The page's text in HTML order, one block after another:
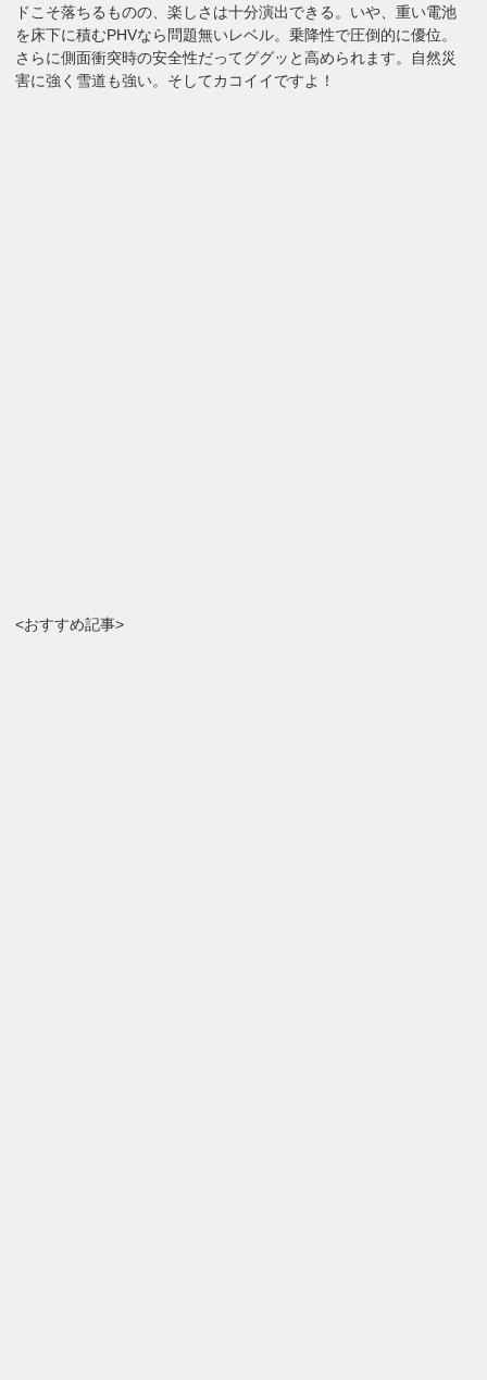
ドこそ落ちるものの、楽しさは十分演出できる。いや、重い電池
を床下に積むPHVなら問題無いレベル。乗降性で圧倒的に優位。
さらに側面衝突時の安全性だってググッと高められます。自然災
害に強く雪道も強い。そしてカコイイですよ！
<おすすめ記事>